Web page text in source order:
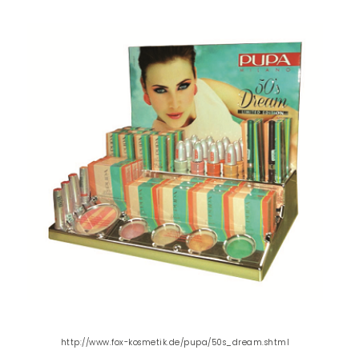
http://www.fox-kosmetik.de/pupa/50s_dream.shtml